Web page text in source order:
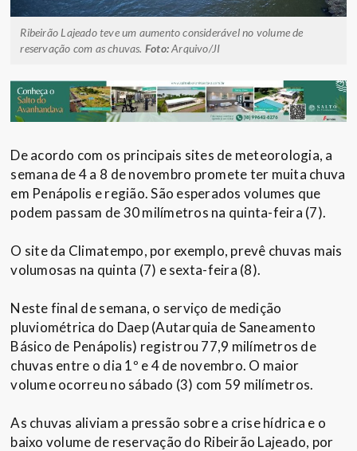
Ribeirão Lajeado teve um aumento considerável no volume de
reservação com as chuvas. Foto:Arquivo/JI
De acordo com os principais sites de meteorologia, a
semana de 4 a 8 de novembro promete ter muita chuva
em Penápolis e região. São esperados volumes que
podem passam de 30 milímetros na quinta-feira (7).
O site da Climatempo, por exemplo, prevê chuvas mais
volumosas na quinta (7) e sexta-feira (8).
Neste final de semana, o serviço de medição
pluviométrica do Daep (Autarquia de Saneamento
Básico de Penápolis) registrou 77,9 milímetros de
chuvas entre o dia 1º e 4 de novembro. O maior
volume ocorreu no sábado (3) com 59 milímetros.
As chuvas aliviam a pressão sobre a crise hídrica e o
baixo volume de reservação do Ribeirão Lajeado, por